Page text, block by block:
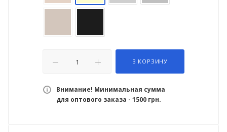
В КОРЗИНУ
Внимание! Минимальная сумма
для оптового заказа - 1500 грн.